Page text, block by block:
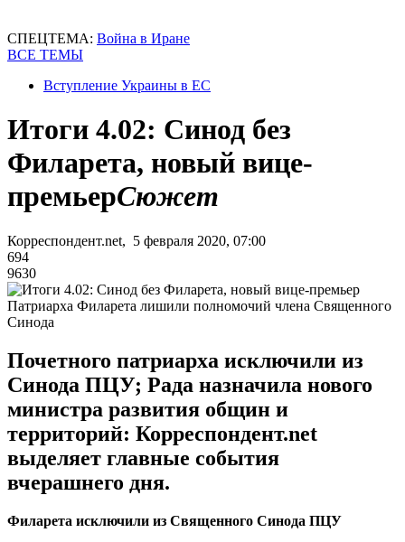
СПЕЦТЕМА: Война в Иране
ВСЕ ТЕМЫ
Вступление Украины в ЕС
Итоги 4.02: Синод без
Филарета, новый вице-
премьерСюжет
Корреспондент.net, 5 февраля 2020, 07:00
694
9630
Патриарха Филарета лишили полномочий члена Священного
Синода
Почетного патриарха исключили из
Синода ПЦУ; Рада назначила нового
министра развития общин и
территорий: Корреспондент.net
выделяет главные события
вчерашнего дня.
Филарета исключили из Священного Синода ПЦУ